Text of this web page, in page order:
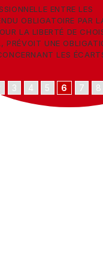
ENTRE LES
OBLIGATOIRE PAR
LA LIBERTÉ DE
PRÉVOIT UNE
LES
3 4 5 6 7 8